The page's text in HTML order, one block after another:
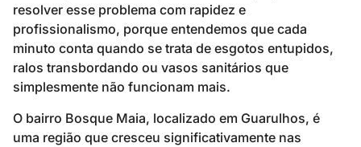
resolver esse problema com rapidez e
profissionalismo, porque entendemos que cada
minuto conta quando se trata de esgotos entupidos,
ralos transbordando ou vasos sanitários que
simplesmente não funcionam mais.
O bairro Bosque Maia, localizado em Guarulhos, é
uma região que cresceu significativamente nas